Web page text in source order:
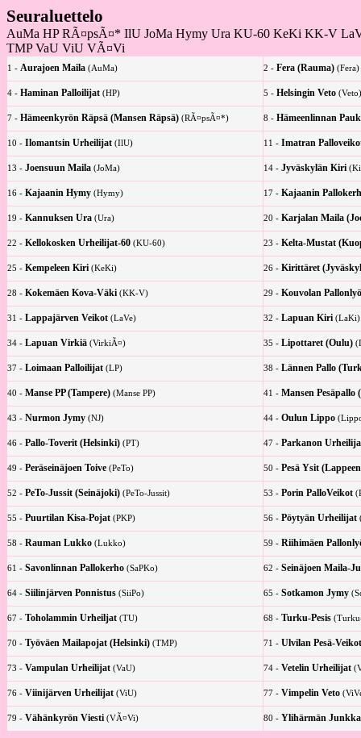
Seuraluettelo
AuMa HP RÃ¤psÃ¤* IlU JoMa Hymy Ura KU-60 KeKi KK-V
TMP VaU ViU VÃ¤Vi
1 - Aurajoen Maila (AuMa) 2 - Fera (Rauma) (Fera)
4 - Haminan Palloilijat (HP) 5 - Helsingin Veto (Veto)
7 - Hämeenkyrön Räpsä (Mansen Räpsä) (RÃ¤psÃ¤*) 8 - Hämeenlinnan
10 - Ilomantsin Urheilijat (IlU) 11 - Imatran
13 - Joensuun Maila (JoMa) 14 - Jyväskylän Kiri
16 - Kajaanin Hymy (Hymy) 17 - Kajaanin
19 - Kannuksen Ura (Ura) 20 - Karjalan Maila
22 - Kellokosken Urheilijat-60 (KU-60) 23 - Kelta-Mustat
25 - Kempeleen Kiri (KeKi) 26 - Kirittäret
28 - Kokemäen Kova-Väki (KK-V) 29 - Kouvolan
31 - Lappajärven Veikot (LaVe) 32 - Lapuan Kiri (LaKi)
34 - Lapuan Virkiä (VirkiÃ¤) 35 - Lipottaret (Oulu)
37 - Loimaan Palloilijat (LP) 38 - Lännen Pallo
40 - Manse PP (Tampere) (Manse PP) 41 - Mansen Pesäpallo
43 - Nurmon Jymy (NJ) 44 - Oulun Lippo
46 - Pallo-Toverit (Helsinki) (PT) 47 - Parkanon
49 - Peräseinäjoen Toive (PeTo) 50 - Pesä Ysit
52 - PeTo-Jussit (Seinäjoki) (PeTo-Jussit) 53 - Porin PalloVeikot
55 - Puurtilan Kisa-Pojat (PKP) 56 - Pöytyän Urheilijat
58 - Rauman Lukko (Lukko) 59 - Riihimäen
61 - Savonlinnan Pallokerho (SaPKo) 62 - Seinäjoen Maila-
64 - Siilinjärven Ponnistus (SiiPo) 65 - Sotkamon Jymy
67 - Toholammin Urheiljat (TU) 68 - Turku-Pesis
70 - Työväen Mailapojat (Helsinki) (TMP) 71 - Ulvilan Pesä-Veikot
73 - Vampulan Urheilijat (VaU) 74 - Vetelin Urheilijat
76 - Viinijärven Urheilijat (ViU) 77 - Vimpelin Veto
79 - Vähänkyrön Viesti (VÃ¤Vi) 80 - Ylihärmän